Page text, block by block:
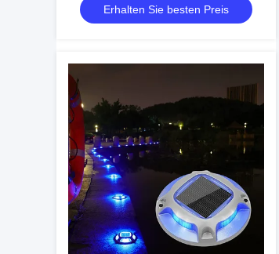
Außenbereich
Erhalten Sie besten Preis